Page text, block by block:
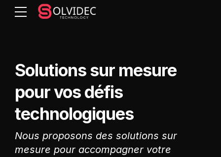
Solutions sur mesure
pour vos défis
technologiques
Nous proposons des solutions sur
mesure pour accompagner votre